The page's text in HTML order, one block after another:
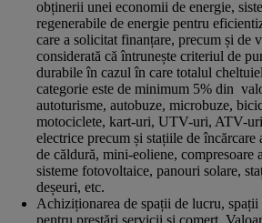
obținerii unei economii de energie,
regenerabile de energie pentru
care a solicitat finanțare, precum și de
considerată că întrunește criteriul de
durabile în cazul în care totalul
categorie este de minimum 5% din
autoturisme, autobuze, microbuze,
motociclete, kart-uri, UTV-uri, ATV-
electrice precum și stațiile de încărcare
de căldură, mini-eoliene, compresoare
sisteme fotovoltaice, panouri solare,
deșeuri, etc.
Achiziționarea de spații de lucru,
pentru prestări servicii și comerț.